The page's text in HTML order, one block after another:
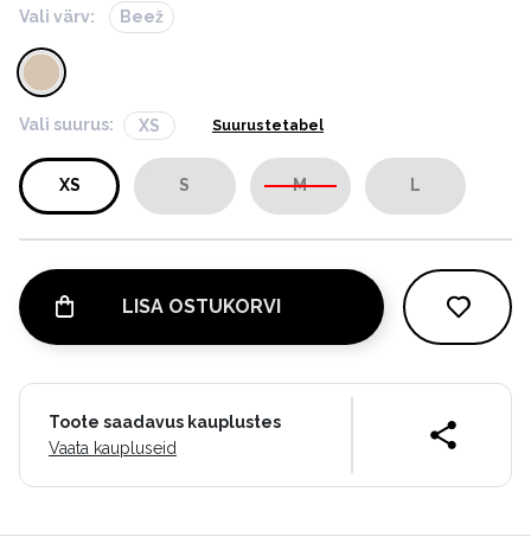
Vali värv: Beež
Vali suurus: XS Suurustetabel
XS S M L
LISA OSTUKORVI
Toote saadavus kauplustes
Vaata kaupluseid